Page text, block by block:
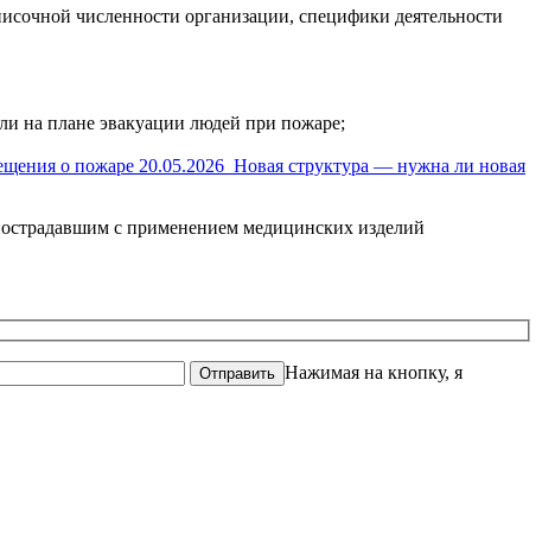
численности организации, специфики деятельности
на плане эвакуации людей при пожаре;
о пожаре 20.05.2026 Новая структура — нужна ли новая
с применением медицинских изделий
Отправить Нажимая на кнопку, я